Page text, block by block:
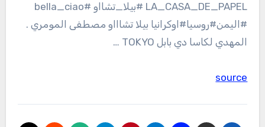
LA_CASA_DE_PAPEL #بيلا_تشااو #bella_ciao
#اليمن#روسيا#اوكرانيا بيلا تشاااو مصطفى المومري .
المهدي لكاسا دي بابل TOKYO …
source